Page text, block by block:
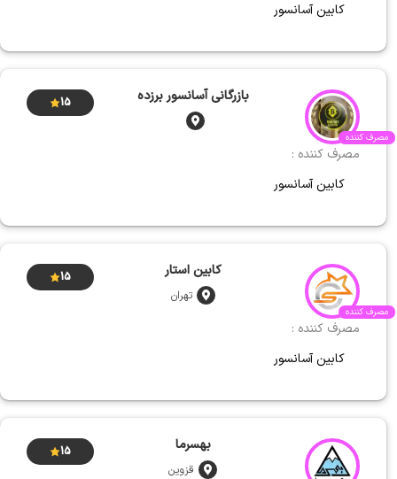
کابین آسانسور
مصرف کننده
بازرگانی آسانسور برزده 15
مصرف کننده :
کابین آسانسور
مصرف کننده
کابین استار
تهران
15
مصرف کننده :
کابین آسانسور
بهسرما
قزوین
15